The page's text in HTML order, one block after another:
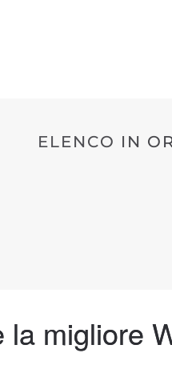
ELENCO IN
migliore